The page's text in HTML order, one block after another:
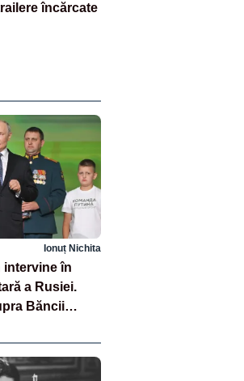
încărcate
Ionuț Nichita
intervine în
a Rusiei.
Băncii